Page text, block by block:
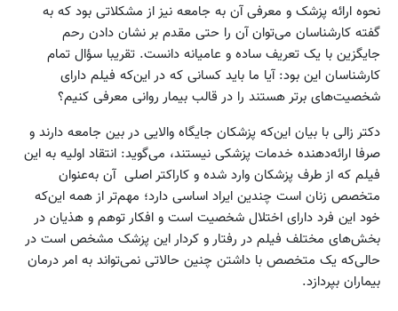
نحوه ارائه پزشک و معرفی آن به جامعه نیز از مشکلاتی بود که به
گفته کارشناسان می‌توان آن را حتی مقدم بر نشان دادن رحم
جایگزین با یک تعریف ساده و عامیانه دانست. تقریبا سؤال تمام
کارشناسان این بود: آیا ما باید کسانی که در این‌که فیلم دارای
شخصیت‌های برتر هستند را در قالب بیمار روانی معرفی کنیم؟
دکتر زالی با بیان این‌که پزشکان جایگاه والایی‌ در بین جامعه دارند و
صرفا ارائه‌دهنده خدمات پزشکی نیستند، می‌گوید:‌ انتقاد اولیه به این
فیلم که از طرف پزشکان وارد شده و کاراکتر اصلی ‌ آن به‌عنوان
متخصص زنان است ‌چندین ایراد اساسی دارد؛ مهم‌تر از همه این‌که
خود این فرد دارای اختلال شخصیت است و افکار توهم و هذیان در
بخش‌های مختلف فیلم در رفتار و کردار این پزشک مشخص است در
حالی‌که یک متخصص با داشتن چنین حالاتی نمی‌تواند به امر درمان
بیماران بپردازد.